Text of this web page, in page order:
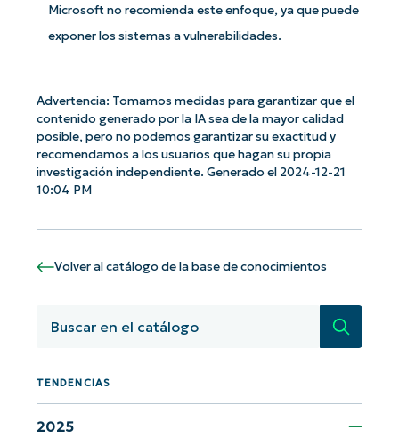
Microsoft no recomienda este enfoque, ya que puede
exponer los sistemas a vulnerabilidades.
Advertencia: Tomamos medidas para garantizar que el
contenido generado por la IA sea de la mayor calidad
posible, pero no podemos garantizar su exactitud y
recomendamos a los usuarios que hagan su propia
investigación independiente. Generado el 2024-12-21
10:04 PM
Volver al catálogo de la base de conocimientos
TENDENCIAS
2025
¡Empiece con los análisis de KB
basados en IA de NinjaOne!
First
and
Company
name*